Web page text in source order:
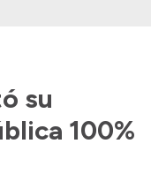
su
100%